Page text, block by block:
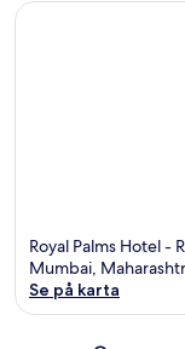
Royal Palms Hotel -
Mumbai,
Se på karta